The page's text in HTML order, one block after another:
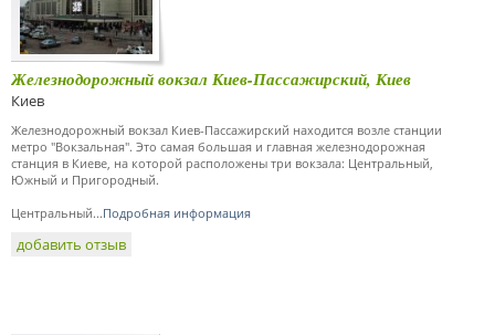
Железнодорожный вокзал Киев-Пассажирский, Киев
Киев
Железнодорожный вокзал Киев-Пассажирский находится возле станции
метро "Вокзальная". Это самая большая и главная железнодорожная
станция в Киеве, на которой расположены три вокзала: Центральный,
Южный и Пригородный.
Центральный...Подробная информация
добавить отзыв